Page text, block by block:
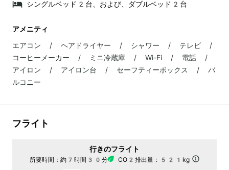
シングルベッド2台、および、ダブルベッド2台
アメニティ
エアコン / ヘアドライヤー / シャワー / テレビ /
コーヒーメーカー / ミニ冷蔵庫 / Wi-Fi / 電話 /
アイロン / アイロン台 / セーフティーボックス / バ
ルコニー
フライト
行きのフライト
所要時間： 約7時間30分 CO2排出量： 521kg